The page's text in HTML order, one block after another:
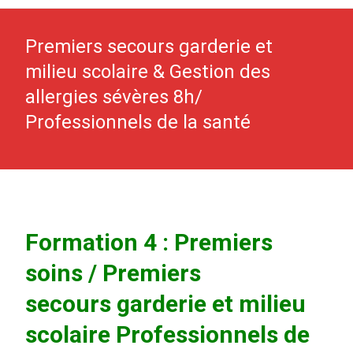
Premiers secours garderie et
milieu scolaire & Gestion des
allergies sévères 8h/
Professionnels de la santé
Formation 4 : Premiers
soins / Premiers
secours garderie et milieu
scolaire Professionnels de